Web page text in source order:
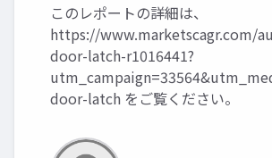
このレポートの詳細は、
https://www.marketscagr.com/
door-latch-r1016441?
door-latch をご覧ください。